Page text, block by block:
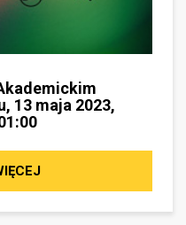
13 maja 2023,